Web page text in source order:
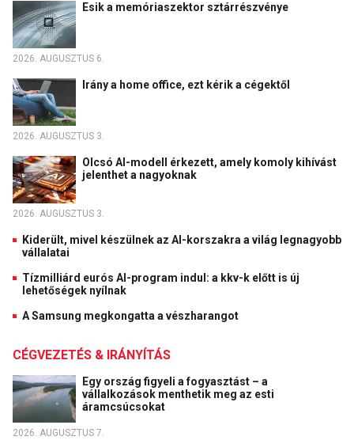
Esik a memóriaszektor sztárrészvénye
2026. AUGUSZTUS 6.
Irány a home office, ezt kérik a cégektől
2026. AUGUSZTUS 3.
Olcsó AI-modell érkezett, amely komoly kihívást
jelenthet a nagyoknak
2026. AUGUSZTUS 3.
Kiderült, mivel készülnek az AI-korszakra a világ legnagyobb
vállalatai
Tízmilliárd eurós AI-program indul: a kkv-k előtt is új
lehetőségek nyílnak
A Samsung megkongatta a vészharangot
CÉGVEZETÉS & IRÁNYÍTÁS
Egy ország figyeli a fogyasztást – a
vállalkozások menthetik meg az esti
áramcsúcsokat
2026. AUGUSZTUS 7.